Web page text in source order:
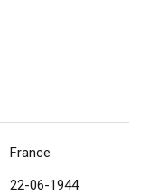
France
22-06-1944